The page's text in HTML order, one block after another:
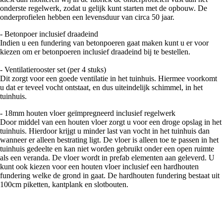
onderste regelwerk, zodat u gelijk kunt starten met de opbouw. De
onderprofielen hebben een levensduur van circa 50 jaar.
- Betonpoer inclusief draadeind
Indien u een fundering van betonpoeren gaat maken kunt u er voor
kiezen om er betonpoeren inclusief draadeind bij te bestellen.
- Ventilatierooster set (per 4 stuks)
Dit zorgt voor een goede ventilatie in het tuinhuis. Hiermee voorkomt
u dat er teveel vocht ontstaat, en dus uiteindelijk schimmel, in het
tuinhuis.
- 18mm houten vloer geïmpregneerd inclusief regelwerk
Door middel van een houten vloer zorgt u voor een droge opslag in het
tuinhuis. Hierdoor krijgt u minder last van vocht in het tuinhuis dan
wanneer er alleen bestrating ligt. De vloer is alleen toe te passen in het
tuinhuis gedeelte en kan niet worden gebruikt onder een open ruimte
als een veranda. De vloer wordt in prefab elementen aan geleverd. U
kunt ook kiezen voor een houten vloer inclusief een hardhouten
fundering welke de grond in gaat. De hardhouten fundering bestaat uit
100cm piketten, kantplank en slotbouten.